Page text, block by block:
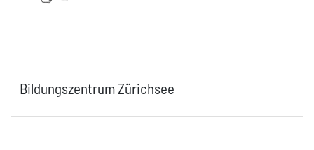
Bildungszentrum Zürichsee